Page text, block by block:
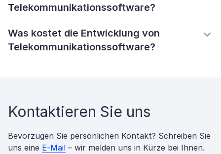
Telekommunikationssoftware?
Was kostet die Entwicklung von
Telekommunikationssoftware?
Kontaktieren Sie uns
Bevorzugen Sie persönlichen Kontakt? Schreiben Sie
uns eine E-Mail – wir melden uns in Kürze bei Ihnen.